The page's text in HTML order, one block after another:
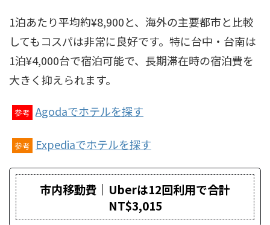
1泊あたり平均約¥8,900と、海外の主要都市と比較
してもコスパは非常に良好です。特に台中・台南は
1泊¥4,000台で宿泊可能で、長期滞在時の宿泊費を
大きく抑えられます。
参考 Agodaでホテルを探す
参考 Expediaでホテルを探す
市内移動費｜Uberは12回利用で合計
NT$3,015